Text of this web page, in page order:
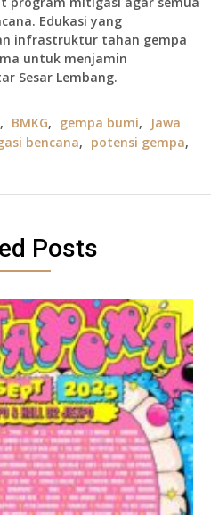
Edukasi yang
infrastruktur tahan gempa
untuk menjamin
Sesar Lembang.
, BMKG, gempa bumi,
Jawa
bencana, potensi gempa,
Posts